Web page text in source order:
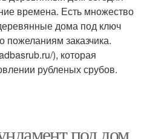
времена. Есть множество
дома под ключ
пожеланиям заказчика.
), которая
рубленых срубов.
под дом